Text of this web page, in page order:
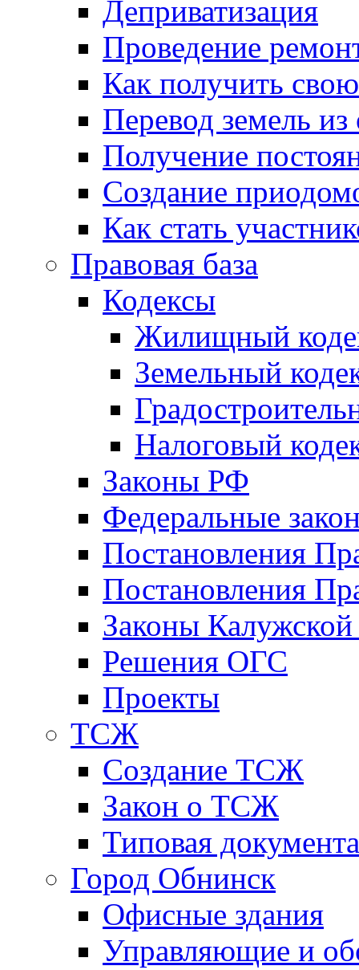
Деприватизация
Проведение
Как получить
Перевод земель
Получение
Создание
Как стать
Правовая база
Кодексы
Жилищный
Земельный
Налоговый
Законы РФ
Федеральные
Постановления
Постановления
Законы Калужской
Решения ОГС
Проекты
ТСЖ
Создание ТСЖ
Закон о ТСЖ
Типовая
Город Обнинск
Офисные здания
Управляющие и